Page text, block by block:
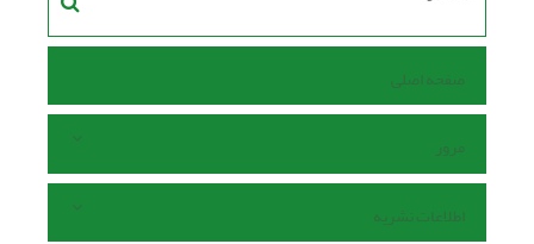
صفحه اصلی
مرور
اطلاعات نشریه